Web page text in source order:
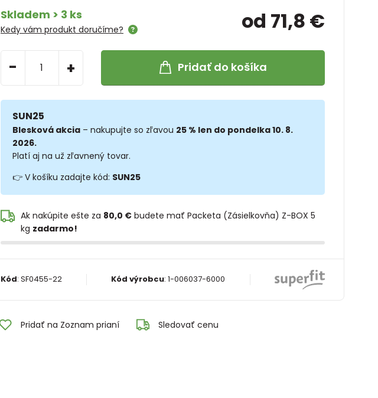
Skladem > 3 ks
Kedy vám produkt doručíme? od 71,8 €
- + Pridať do košíka
SUN25
Blesková akcia– nakupujte so zľavou 25 % len do pondelka 10. 8.
2026.
Platí aj na už zľavnený tovar.
👉 V košíku zadajte kód: SUN25
Ak nakúpite ešte za 80,0 €budete mať Packeta (Zásielkovňa) Z-BOX 5
kg zadarmo!
Kód: SF0455-22 Kód výrobcu:1-006037-6000
Pridať na Zoznam prianí Sledovať cenu